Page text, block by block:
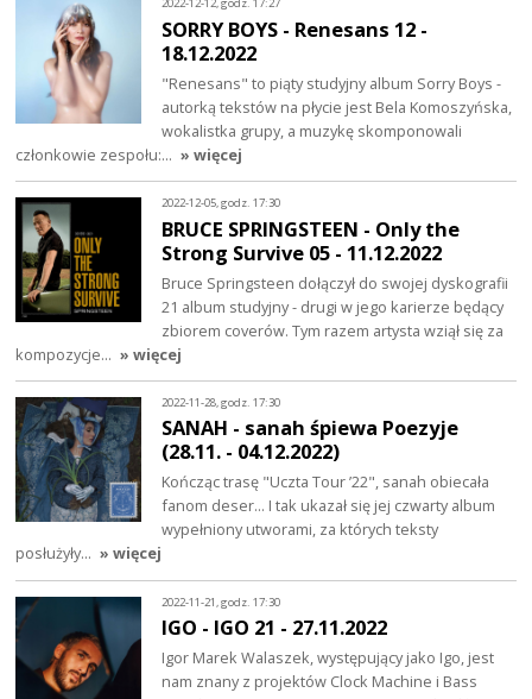
2022-12-12, godz. 17:27
SORRY BOYS - Renesans 12 -
18.12.2022
"Renesans" to piąty studyjny album Sorry Boys -
autorką tekstów na płycie jest Bela Komoszyńska,
wokalistka grupy, a muzykę skomponowali
członkowie zespołu:… » więcej
2022-12-05, godz. 17:30
BRUCE SPRINGSTEEN - Only the
Strong Survive 05 - 11.12.2022
Bruce Springsteen dołączył do swojej dyskografii
21 album studyjny - drugi w jego karierze będący
zbiorem coverów. Tym razem artysta wziął się za
kompozycje… » więcej
2022-11-28, godz. 17:30
SANAH - sanah śpiewa Poezyje
(28.11. - 04.12.2022)
Kończąc trasę "Uczta Tour ’22", sanah obiecała
fanom deser... I tak ukazał się jej czwarty album
wypełniony utworami, za których teksty
posłużyły… » więcej
2022-11-21, godz. 17:30
IGO - IGO 21 - 27.11.2022
Igor Marek Walaszek, występujący jako Igo, jest
nam znany z projektów Clock Machine i Bass